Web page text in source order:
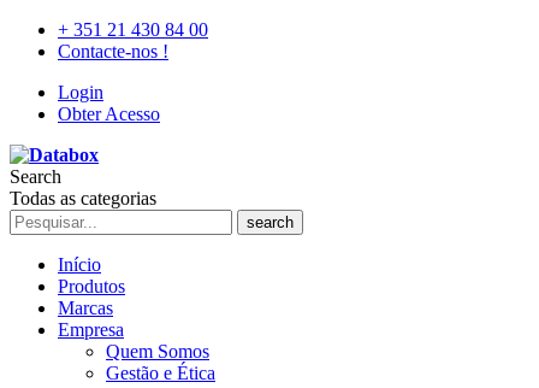
+ 351 21 430 84 00
Contacte-nos !
Login
Obter Acesso
Search
Todas as categorias
search
Início
Produtos
Marcas
Empresa
Quem Somos
Gestão e Ética